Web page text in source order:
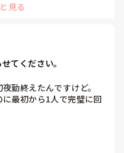
見る
てください。
勤終えたんですけど。
最初から1人で完璧に回
ってみるもプリセプター
、病棟内に認知症の方が
朝部屋周りの時に体調ど